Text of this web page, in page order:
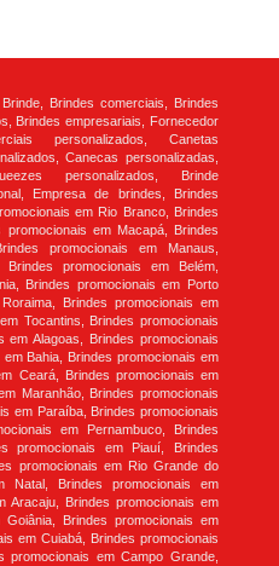
Brindes comerciais, Brindes
Brindes empresariais, Fornecedor
personalizados, Canetas
Canecas personalizadas,
personalizados, Brinde
Empresa de brindes, Brindes
em Rio Branco, Brindes
promocionais em Macapá, Brindes
promocionais em Manaus,
promocionais em Belém,
Brindes promocionais em Porto
Brindes promocionais em
Tocantins, Brindes promocionais
em Alagoas, Brindes promocionais
Bahia, Brindes promocionais em
Ceará, Brindes promocionais em
Maranhão, Brindes promocionais
em Paraíba, Brindes promocionais
em Pernambuco, Brindes
promocionais em Piauí, Brindes
promocionais em Rio Grande do
Natal, Brindes promocionais em
Aracaju, Brindes promocionais em
Brindes promocionais em
em Cuiabá, Brindes promocionais
em Campo Grande,